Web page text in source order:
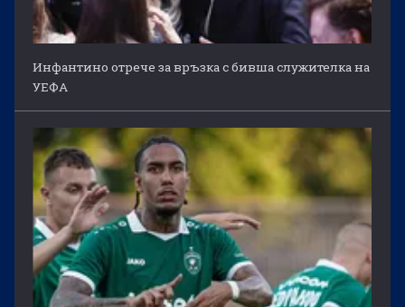
Инфантино отрече за връзка с бивша служителка на
УЕФА